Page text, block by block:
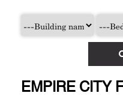
EMPIRE CITY